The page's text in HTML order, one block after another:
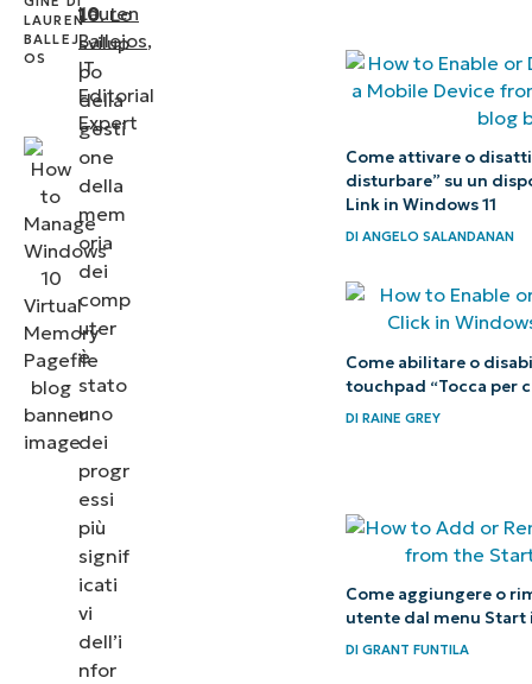
Lauren
Ballejos,
IT
Editorial
Expert
impostazioni
del pagefile
di Windows
Calcolare
pagefile
problemi di
10. Lo
svilup
po
della
gesti
one
della
mem
oria
dei
comp
uter
è
stato
uno
dei
progr
essi
più
signif
icati
vi
dell’i
nfor
Come attivare o
disturbare” su un
Link in Windows 11
DIANGELO SALANDANAN
Come abilitare o
touchpad “Tocca per
DIRAINE GREY
Come aggiungere o
utente dal menu Start
DIGRANT FUNTILA